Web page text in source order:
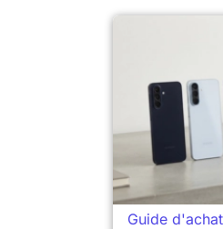
Guide d'achat